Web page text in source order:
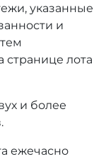
указанные
и
лота
и более
ежечасно